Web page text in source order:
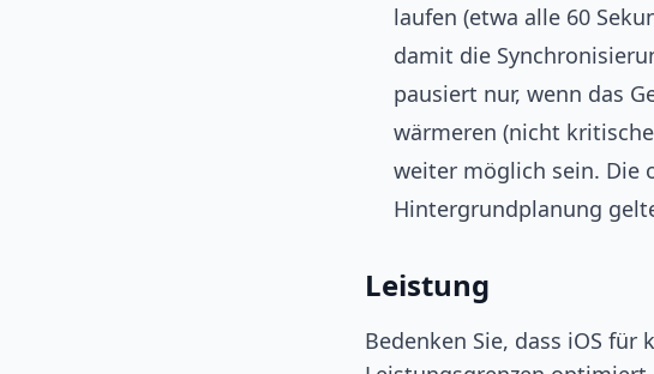
laufen (etwa alle 60
damit die
pausiert nur, wenn das
wärmeren (nicht
weiter möglich sein. Die
Hintergrundplanung
Leistung
Bedenken Sie, dass iOS